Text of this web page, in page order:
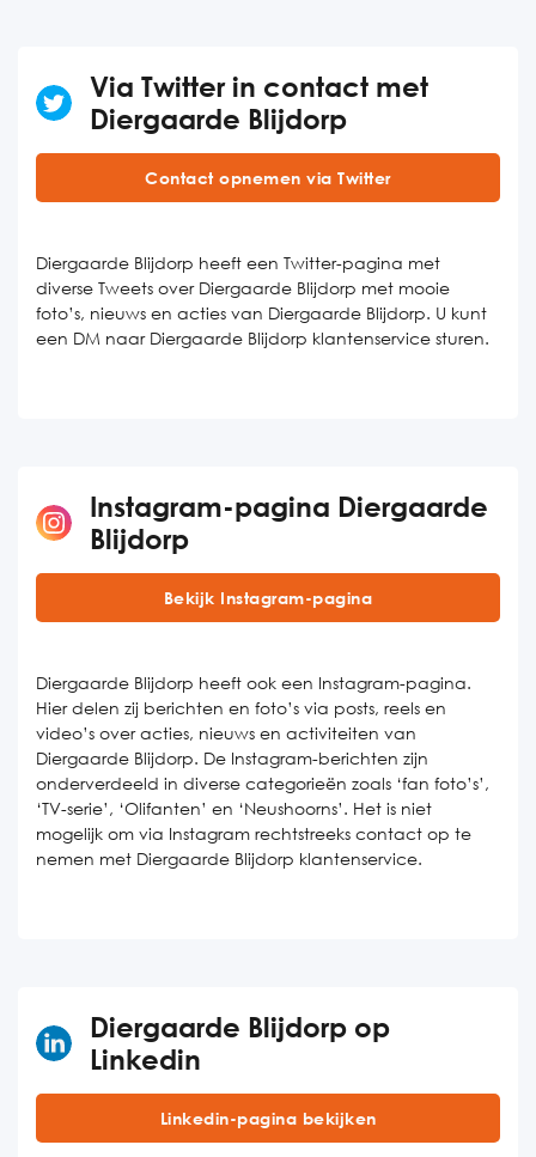
Via Twitter in contact met
Diergaarde Blijdorp
Contact opnemen via Twitter
Diergaarde Blijdorp heeft een Twitter-pagina met
diverse Tweets over Diergaarde Blijdorp met mooie
foto’s, nieuws en acties van Diergaarde Blijdorp. U kunt
een DM naar Diergaarde Blijdorp klantenservice sturen.
Instagram-pagina Diergaarde
Blijdorp
Bekijk Instagram-pagina
Diergaarde Blijdorp heeft ook een Instagram-pagina.
Hier delen zij berichten en foto’s via posts, reels en
video’s over acties, nieuws en activiteiten van
Diergaarde Blijdorp. De Instagram-berichten zijn
onderverdeeld in diverse categorieën zoals ‘fan foto’s’,
‘TV-serie’, ‘Olifanten’ en ‘Neushoorns’. Het is niet
mogelijk om via Instagram rechtstreeks contact op te
nemen met Diergaarde Blijdorp klantenservice.
Diergaarde Blijdorp op
Linkedin
Linkedin-pagina bekijken